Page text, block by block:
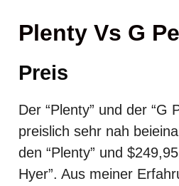
Plenty Vs G
Preis
Der “Plenty” und der “G
preislich sehr nah
den “Plenty” und
Hyer”. Aus meiner